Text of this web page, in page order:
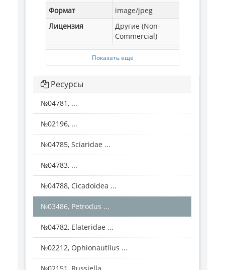
Формат
image/jpeg
Лицензия
Другие (Non-
Commercial)
Показать еще
Ресурсы
№04781, ...
№02196, ...
№04785, Sciaridae ...
№04783, ...
№04788, Cicadoidea ...
№03486, Petrodus ...
№04782, Elateridae ...
№02212, Ophionautilus ...